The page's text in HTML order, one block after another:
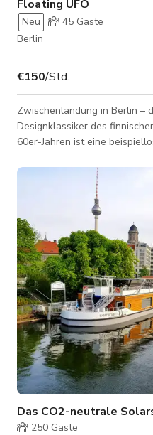
Floating UFO
Neu 45 Gäste
Berlin
€150/Std.
Zwischenlandung in Berlin –
Designklassiker des
60er-Jahren ist eine
Großstadt aus. Das
im Originalzustand erhalten
Stadt auch auf dem
250 Gäste